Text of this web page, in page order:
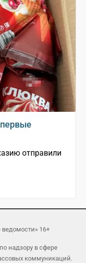
отправили
16+
надзору в сфере
коммуникаций.